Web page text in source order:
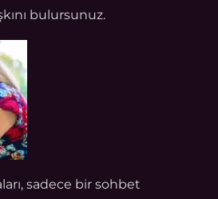
bulursunuz.
sadece bir sohbet